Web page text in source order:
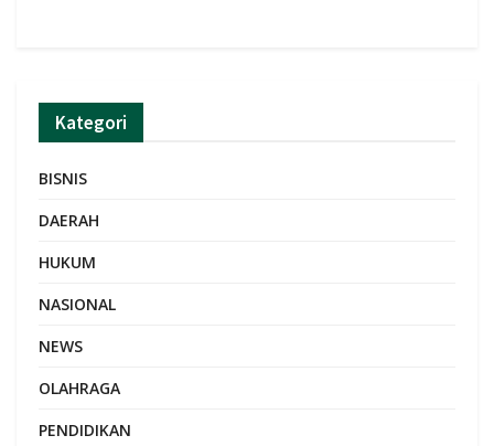
Kategori
BISNIS
DAERAH
HUKUM
NASIONAL
NEWS
OLAHRAGA
PENDIDIKAN